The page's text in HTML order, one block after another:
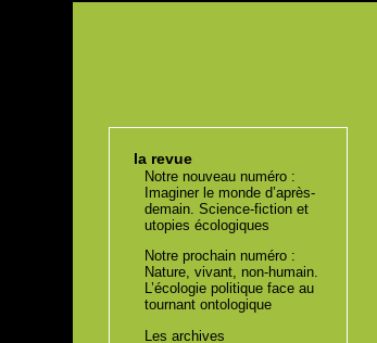
la revue
Notre nouveau numéro :
Imaginer le monde d’après-
demain. Science-fiction et
utopies écologiques
Notre prochain numéro :
Nature, vivant, non-humain.
L’écologie politique face au
tournant ontologique
Les archives